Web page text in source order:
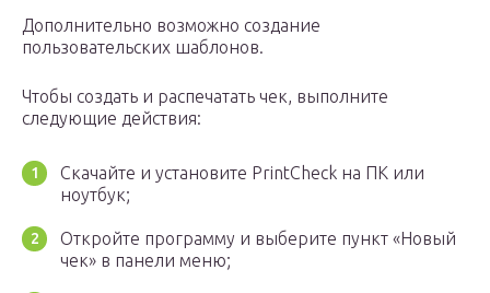
Дополнительно возможно создание
пользовательских шаблонов.
Чтобы создать и распечатать чек, выполните
следующие действия:
Скачайте и установите PrintCheck на ПК или
ноутбук;
Откройте программу и выберите пункт «Новый
чек» в панели меню;